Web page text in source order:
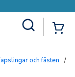
Kapslingar och fästen /